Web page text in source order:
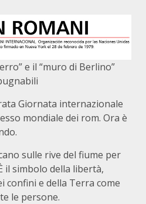
e il “muro di Berlino”
Giornata internazionale
mondiale dei rom. Ora è
sulle rive del fiume per
il simbolo della libertà,
confini e della Terra come
le persone.